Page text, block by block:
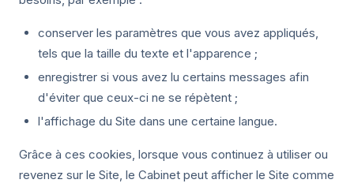
conserver les paramètres que vous avez appliqués,
tels que la taille du texte et l'apparence ;
enregistrer si vous avez lu certains messages afin
d'éviter que ceux-ci ne se répètent ;
l'affichage du Site dans une certaine langue.
Grâce à ces cookies, lorsque vous continuez à utiliser ou
revenez sur le Site, le Cabinet peut afficher le Site comme